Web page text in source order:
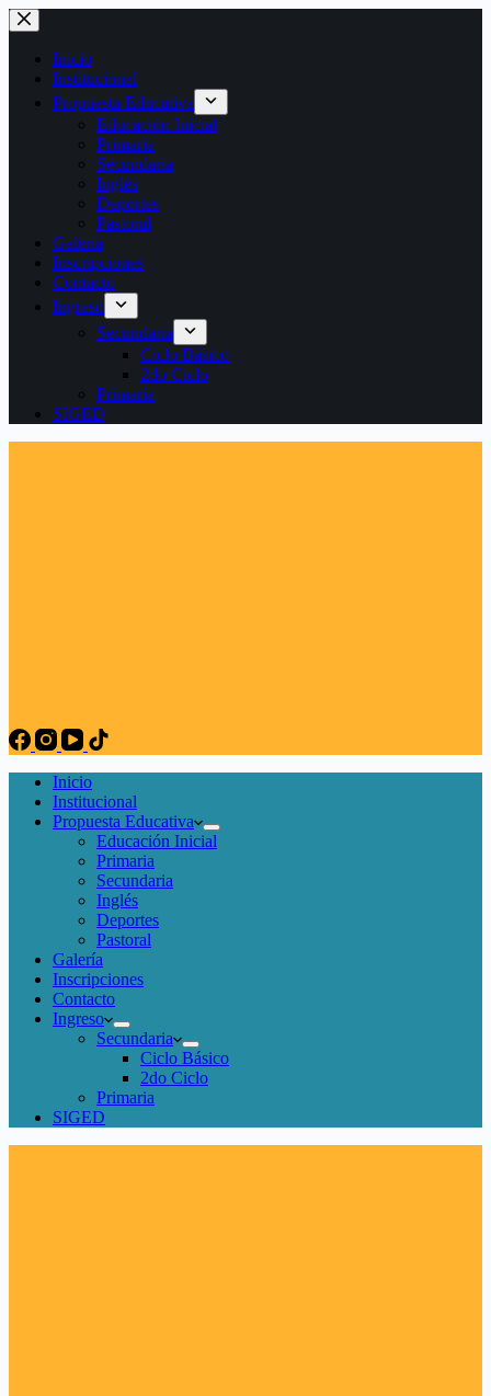
Saltar
al
contenido
Inicio
Institucional
Propuesta Educativa
Educación Inicial
Primaria
Secundaria
Inglés
Deportes
Pastoral
Galería
Inscripciones
Contacto
Ingreso
Secundaria
Ciclo Básico
2do Ciclo
Primaria
SIGED
Inicio
Institucional
Propuesta Educativa
Educación Inicial
Primaria
Secundaria
Inglés
Deportes
Pastoral
Galería
Inscripciones
Contacto
Ingreso
Secundaria
Ciclo Básico
2do Ciclo
Primaria
SIGED